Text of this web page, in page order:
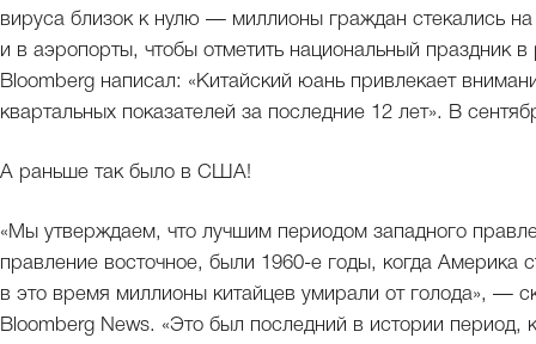
вируса близок к нулю — миллионы граждан стекались
и в аэропорты, чтобы отметить национальный праздник
Bloomberg написал: «Китайский юань привлекает
квартальных показателей за последние 12 лет». В
А раньше так было в США!
«Мы утверждаем, что лучшим периодом западного
правление восточное, были 1960-е годы, когда Америка
в это время миллионы китайцев умирали от голода», —
Bloomberg News. «Это был последний в истории период,